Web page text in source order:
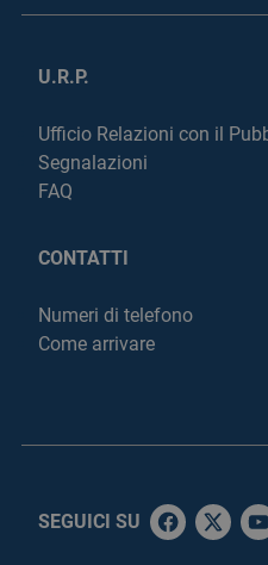
U.R.P.
Ufficio Relazioni con il
Segnalazioni
FAQ
CONTATTI
Numeri di telefono
Come arrivare
SEGUICI SU